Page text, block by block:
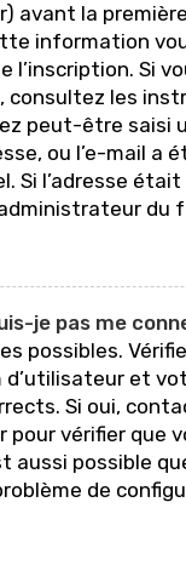
avant la première
information
l’inscription. Si
consultez les
peut-être saisi
ou l’e-mail a
Si l’adresse
du
je pas me
possibles.
d’utilisateur et
Si oui,
vérifier que
aussi possible
de